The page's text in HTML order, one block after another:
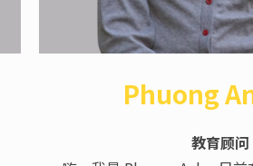
Phuong
教育顾问